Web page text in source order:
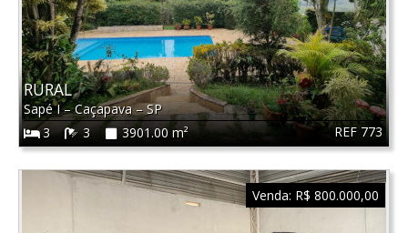
REF 773
RURAL
Sapé I–Caçapava–SP
3
3 3901.00 m²
Venda: R$ 800.000,00